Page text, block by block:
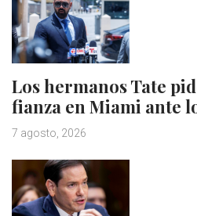
Los hermanos Tate
fianza en Miami ante
7 agosto, 2026